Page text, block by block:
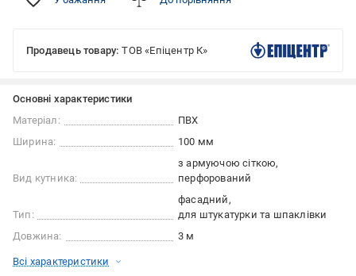
Продавець товару: ТОВ «Епіцентр К»
Основні характеристики
Матеріал:
ПВХ
Ширина:
100 мм
Вид кутника:
з армуючою сіткою
перфорований
Тип:
фасадний
для штукатурки та шпаклівки
Довжина:
3 м
Всі характеристики